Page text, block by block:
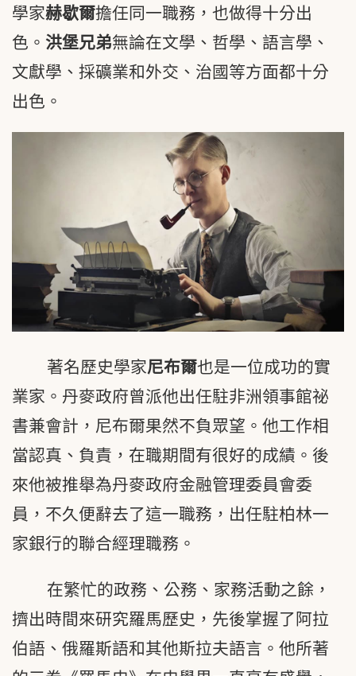
學家赫歇爾擔任同一職務，也做得十分出
色。 洪堡兄弟無論在文學、哲學、語言學、
文獻學、採礦業和外交、治國等方面都十分
出色。
著名歷史學家尼布爾也是一位成功的實
業家。丹麥政府曾派他出任駐非洲領事館祕
書兼會計，尼布爾果然不負眾望。他工作相
當認真、負責，在職期間有很好的成績。後
來他被推舉為丹麥政府金融管理委員會委
員，不久便辭去了這一職務，出任駐柏林一
家銀行的聯合經理職務。
在繁忙的政務、公務、家務活動之餘，
擠出時間來研究羅馬歷史，先後掌握了阿拉
伯語、俄羅斯語和其他斯拉夫語言。他所著